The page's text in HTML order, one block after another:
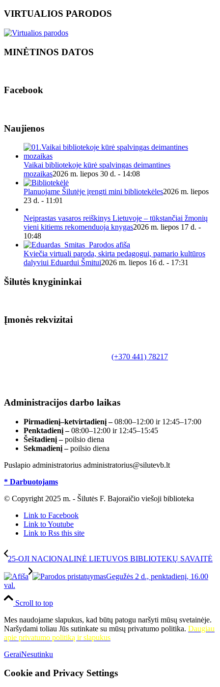
VIRTUALIOS PARODOS
MINĖTINOS DATOS
Facebook
Naujienos
Vaikai bibliotekoje kūrė spalvingas deimantines
mozaikas2026 m. liepos 30 d. - 14:08
Planuojame Šilutėje įrengti mini bibliotekėles2026 m. liepos
23 d. - 11:01
Neįprastas vasaros reiškinys Lietuvoje – tūkstančiai žmonių
vieni kitiems rekomenduoja knygas2026 m. liepos 17 d. -
10:48
Kviečia virtuali paroda, skirta pedagogui, pamario kultūros
dalyviui Eduardui Šmitui2026 m. liepos 16 d. - 17:31
Šilutės knygininkai
Įmonės rekvizitai
(+370 441) 78217
Administracijos darbo laikas
Pirmadienį–ketvirtadienį –08:00–12:00 ir 12:45–17:00
Penktadienį –08:00–12:00 ir 12:45–15:45
Šeštadienį –poilsio diena
Sekmadienį –poilsio diena
Puslapio administratorius administratorius@silutevb.lt
* Darbuotojams
© Copyright 2025 m. - Šilutės F. Bajoraičio viešoji biblioteka
Link to Facebook
Link to Youtube
Link to Rss this site
25-OJI NACIONALINĖ LIETUVOS BIBLIOTEKŲ SAVAITĖ
Gegužės 2 d., penktadienį, 16.00
val.
Scroll to top
Mes naudojame slapukus, kad būtų patogu naršyti mūsų svetainėje.
Naršydami toliau Jūs sutinkate su mūsų privatumo politika. Daugiau
apie privatumo politiką ir slapukus
GeraiNesutinku
Cookie and Privacy Settings